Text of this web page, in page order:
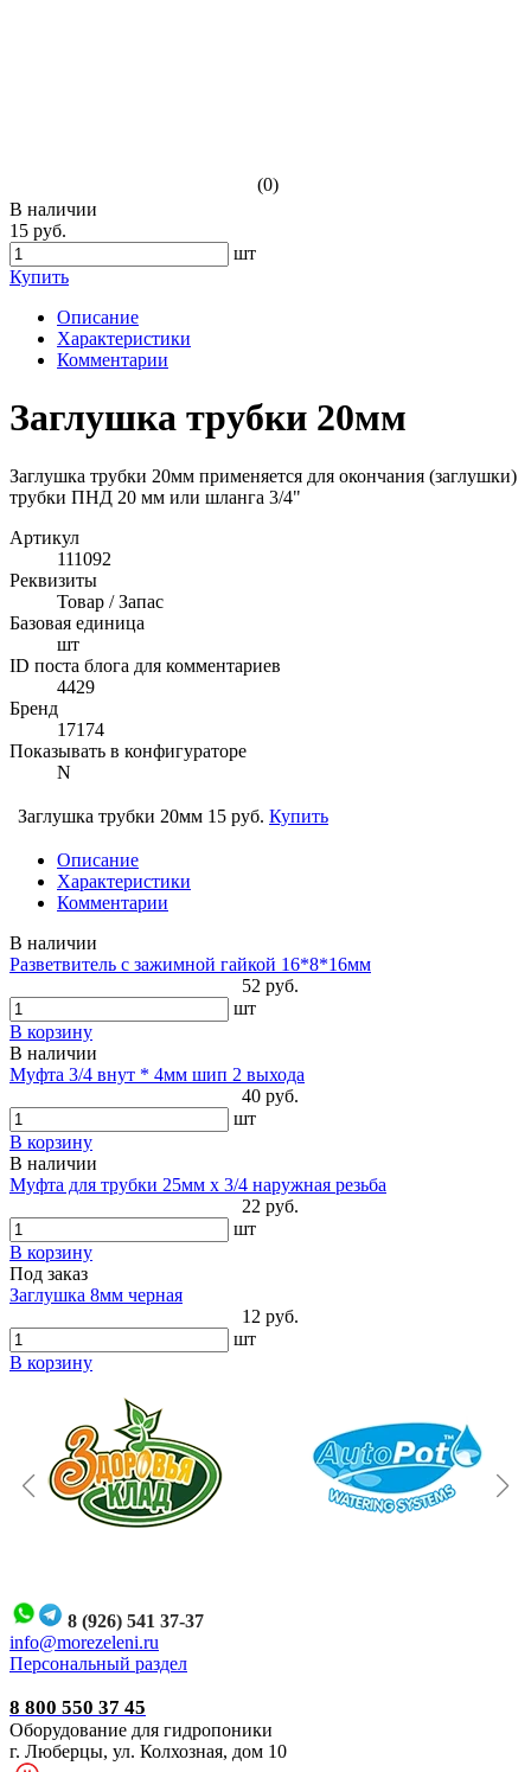
(0)
В наличии
15 руб.
шт
Купить
Описание
Характеристики
Комментарии
Заглушка трубки 20мм
Заглушка трубки 20мм применяется для окончания (заглушки)
трубки ПНД 20 мм или шланга 3/4"
Артикул
111092
Реквизиты
Товар / Запас
Базовая единица
шт
ID поста блога для комментариев
4429
Бренд
17174
Показывать в конфигураторе
N
Заглушка трубки 20мм 15 руб. Купить
Описание
Характеристики
Комментарии
В наличии
Разветвитель с зажимной гайкой 16*8*16мм
52 руб.
шт
В корзину
В наличии
Муфта 3/4 внут * 4мм шип 2 выхода
40 руб.
шт
В корзину
В наличии
Муфта для трубки 25мм х 3/4 наружная резьба
22 руб.
шт
В корзину
Под заказ
Заглушка 8мм черная
12 руб.
шт
В корзину
8 (926) 541 37-37
info@morezeleni.ru
Персональный раздел
8 800 550 37 45
Оборудование для гидропоники
г. Люберцы, ул. Колхозная, дом 10